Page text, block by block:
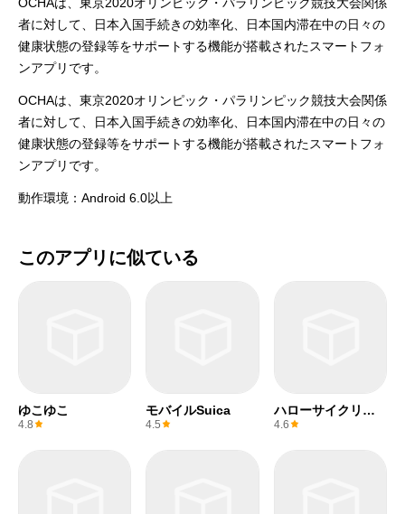
者に対して、日本入国手続きの効率化、日本国内滞在中の日々の
健康状態の登録等をサポートする機能が搭載されたスマートフォ
ンアプリです。
OCHAは、東京2020オリンピック・パラリンピック競技大会関係
者に対して、日本入国手続きの効率化、日本国内滞在中の日々の
健康状態の登録等をサポートする機能が搭載されたスマートフォ
ンアプリです。
動作環境：Android 6.0以上
このアプリに似ている
ゆこゆこ
4.8
モバイルSuica
4.5
ハローサイクリン
グ
4.6